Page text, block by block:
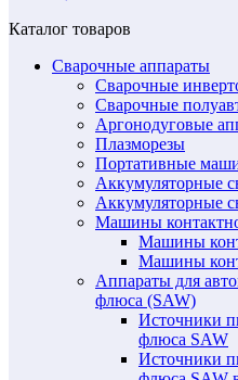
Каталог товаров
Сварочные аппараты
Сварочные
Сварочные
Аргонодуговые
Плазморезы
Портативные
Аккумуляторные
Аккумуляторные
Машины
Машины
Машины
Аппараты для
флюса (SAW)
Источники
флюса SAW
Источники